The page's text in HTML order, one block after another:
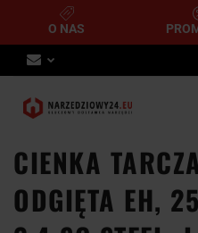
O NAS
CIENKA
ODGIĘTA EH,